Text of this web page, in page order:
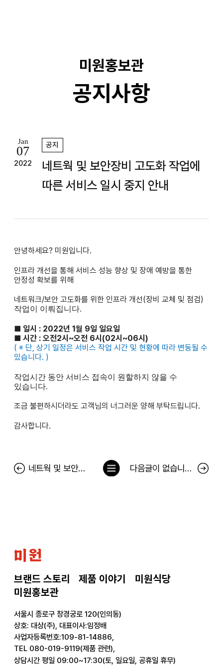
미원홍보관
공지사항
Jan
07
2022
공지
네트웍 및 보안장비 고도화 작업에
따른 서비스 일시 중지 안내
안녕하세요? 미원입니다.
인프라 개선을 통해 서비스 성능 향상 및 장애 예방을 통한
안정성 확보를 위해
네트워크/보안 고도화를 위한 인프라 개선(장비 교체 및 점검)
작업이 이뤄집니다.
■ 일시 : 2022년 1월 9일 일요일
■ 시간 : 오전2시~오전 6시(02시~06시)
( ※ 단, 상기 일정은 서비스 작업 시간 및 현황에 따라 변동될 수
있습니다. )
작업시간 동안 서비스 접속이 원할하지 않을 수
있습니다.
조금 불편하시더라도 고객님의 너그러운 양해 부탁드립니다.
감사합니다.
네트웍 및 보안장비 고도화 작업에 따른 서비스 일시 중지 안내 다음글이 없습니다.
목
브랜드 스토리 제품 이야기
미원식당
미원홍보관
미
서울시 종로구 창경궁로 120(인의동)
상호: 대상(주), 대표이사:임정배
사업자등록번호:109-81-14886,
TEL 080-019-9119(제품 관련),
상담시간 평일 09:00~17:30(토, 일요일, 공휴일 휴무)